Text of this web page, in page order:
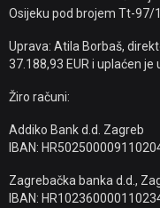
Osijeku pod brojem Tt-97/
Uprava: Atila Borbaš,
37.188,93 EUR i uplaćen je
Žiro računi:
Addiko Bank d.d. Zagreb
IBAN:
Zagrebačka banka d.d.,
IBAN: